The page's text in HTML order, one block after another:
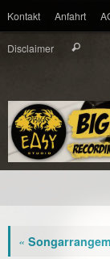
Inhalt
Kontakt Anfahrt
Disclaimer Suchen
«